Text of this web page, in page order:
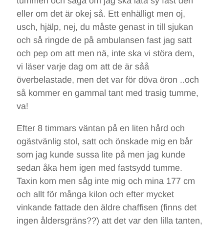
eller om det är okej så. Ett enhälligt men oj,
usch, hjälp, nej, du måste genast in till sjukan
och så ringde de på ambulansen fast jag satt
och pep om att men nä, inte ska vi störa dem,
vi läser varje dag om att de är såå
överbelastade, men det var för döva öron ..och
så kommer en gammal tant med trasig tumme,
va!
Efter 8 timmars väntan på en liten hård och
ogästvänlig stol, satt och önskade mig en bår
som jag kunde sussa lite på men jag kunde
sedan åka hem igen med fastsydd tumme.
Taxin kom men såg inte mig och mina 177 cm
och allt för många kilon och efter mycket
vinkande fattade den äldre chaffisen (finns det
ingen åldersgräns??) att det var den lilla tanten,